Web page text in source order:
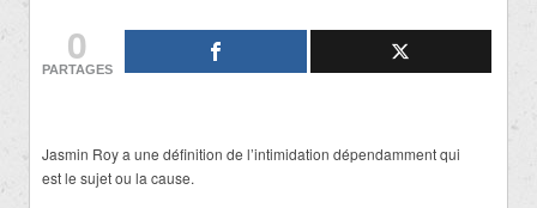
0
PARTAGES
Jasmin Roy a une définition de l’intimidation dépendamment qui
est le sujet ou la cause.